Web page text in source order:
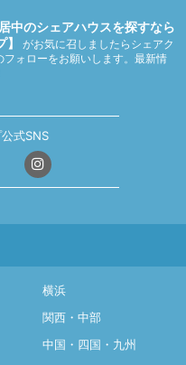
中のシェアハウスを探すなら
がお気に召しましたらシェアク
フォローをお願いします。最新情
式SNS
横浜
関西・中部
中国・四国・九州